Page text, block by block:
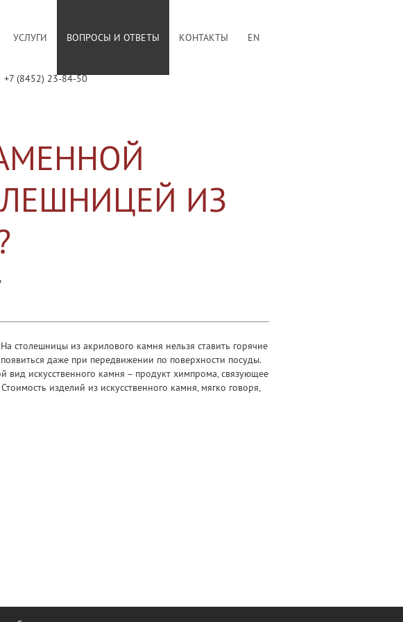
УСЛУГИ ВОПРОСЫ И ОТВЕТЫ КОНТАКТЫ EN
+7 (8452) 23-84-50
ИЗ
столешницы из акрилового камня нельзя ставить горячие
даже при передвижении по поверхности посуды.
вид искусственного камня – продукт химпрома, связующее
изделий из искусственного камня, мягко говоря,